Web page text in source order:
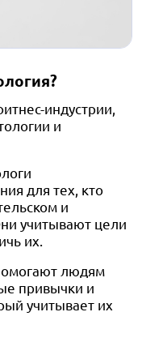
индустрии,
и
для тех, кто
и
учитывают цели
их.
людям
привычки и
учитывает их